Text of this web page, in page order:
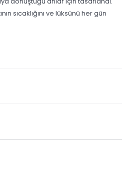
sıcaklığını ve lüksünü her gün